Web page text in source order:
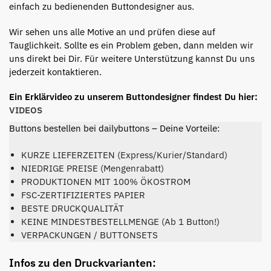
einfach zu bedienenden Buttondesigner aus.
Wir sehen uns alle Motive an und prüfen diese auf
Tauglichkeit. Sollte es ein Problem geben, dann melden wir
uns direkt bei Dir. Für weitere Unterstützung kannst Du uns
jederzeit kontaktieren.
Ein Erklärvideo zu unserem Buttondesigner findest Du hier:
VIDEOS
Buttons bestellen bei dailybuttons – Deine Vorteile:
KURZE LIEFERZEITEN (Express/Kurier/Standard)
NIEDRIGE PREISE (Mengenrabatt)
PRODUKTIONEN MIT 100% ÖKOSTROM
FSC-ZERTIFIZIERTES PAPIER
BESTE DRUCKQUALITÄT
KEINE MINDESTBESTELLMENGE (Ab 1 Button!)
VERPACKUNGEN / BUTTONSETS
Infos zu den Druckvarianten: